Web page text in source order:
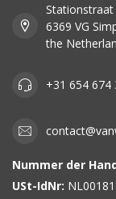
Stationstraat
6369 VG
the
+31 654 674
Nummer der
USt-IdNr: